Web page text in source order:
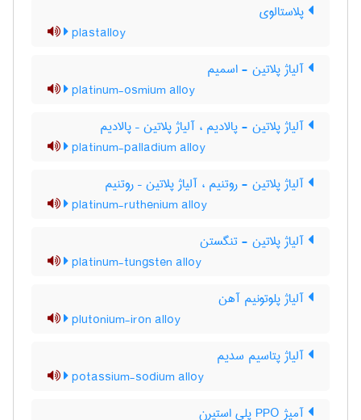
پلاستالوی
plastalloy
آلیاژ پلاتین - اسمیم
platinum-osmium alloy
آلیاژ پلاتین - پالادیم ، آلیاژ پلاتین – پالادیم
platinum-palladium alloy
آلیاژ پلاتین - روتنیم ، آلیاژ پلاتین – روتنیم
platinum-ruthenium alloy
آلیاژ پلاتین - تنگستن
platinum-tungsten alloy
آلیاژ پلوتونیم آهن
plutonium-iron alloy
آلیاژ پتاسیم سدیم
potassium-sodium alloy
آمیژ PPO پلی استیرن